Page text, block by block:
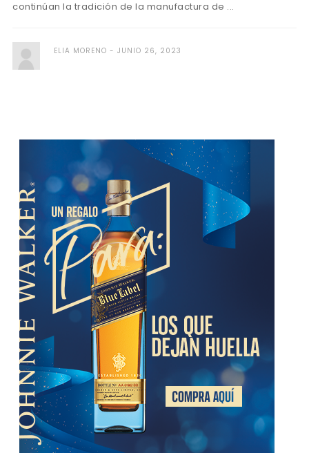
continúan la tradición de la manufactura de ...
ELIA MORENO JUNIO 26, 2023